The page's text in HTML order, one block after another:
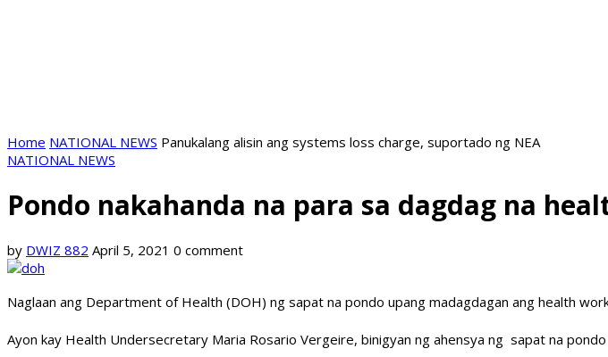
Home NATIONAL NEWS Panukalang alisin ang systems loss charge, suportado ng NEA
NATIONAL NEWS
Pondo nakahanda na para sa dagdag na
by DWIZ 882 April 5, 2021 0 comment
Naglaan ang Department of Health (DOH) ng sapat na pondo upang madagdagan ang health
Ayon kay Health Undersecretary Maria Rosario Vergeire, binigyan ng ahensya ng sapat na